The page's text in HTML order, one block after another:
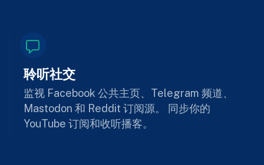
聆听社交
监视 Facebook 公共主页、Telegram 频道、
Mastodon 和 Reddit 订阅源。 同步你的
YouTube 订阅和收听播客。